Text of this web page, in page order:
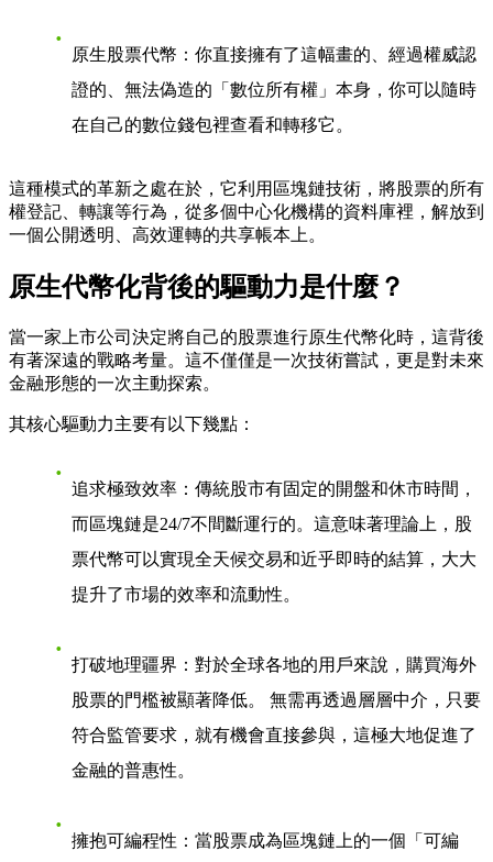
原生股票代幣 ：你直接擁有了這幅畫的、經過權威認
證的、無法偽造的「數位所有權」本身，你可以隨時
在自己的數位錢包裡查看和轉移它。
這種模式的革新之處在於，它利用區塊鏈技術，將股票的所有
權登記、轉讓等行為，從多個中心化機構的資料庫裡，解放到
一個公開透明、高效運轉的共享帳本上。
原生代幣化背後的驅動力是什麼？
當一家上市公司決定將自己的股票進行原生代幣化時，這背後
有著深遠的戰略考量。這不僅僅是一次技術嘗試，更是對未來
金融形態的一次主動探索。
其核心驅動力主要有以下幾點：
追求極致效率 ：傳統股市有固定的開盤和休市時間，
而區塊鏈是24/7不間斷運行的。這意味著理論上，股
票代幣可以實現全天候交易和近乎即時的結算，大大
提升了市場的效率和流動性。
打破地理疆界 ：對於全球各地的用戶來說，購買海外
股票的門檻被顯著降低。 無需再透過層層中介，只要
符合監管要求，就有機會直接參與，這極大地促進了
金融的普惠性。
擁抱可編程性 ：當股票成為區塊鏈上的一個「可編